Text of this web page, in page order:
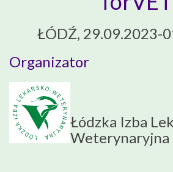
ŁÓDŹ, 29.09.2023-
Organizator
Łódzka Izba
Weterynaryjna